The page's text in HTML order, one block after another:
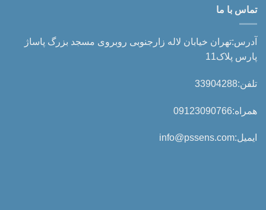
تماس با ما
آدرس:تهران خیابان لاله زارجنوبی روبروی مسجد بزرگ پاساژ
پارس پلاک11
تلفن:33904288
همراه:09123090766
ایمیل:info@pssens.com